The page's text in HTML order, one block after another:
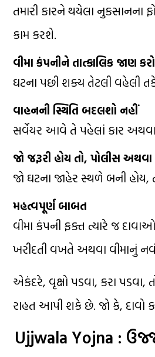
તમારી કારને થયેલા નુકસાનના
કામ કરશે.
વીમા કંપનીને તાત્કાલિક જાણ કરો
ઘટના પછી શક્ય તેટલી વહેલી
વાહનની સ્થિતિ બદલશો નહીં
સર્વેયર આવે તે પહેલાં કાર અથવા
જો જરૂરી હોય તો, પોલીસ
જો ઘટના જાહેર સ્થળે બની હોય,
મહત્વપૂર્ણ બાબત
વીમા કંપની ફક્ત ત્યારે જ
ખરીદતી વખતે અથવા વીમાનું
એકંદરે, વૃક્ષો પડવા, કરા પડવા,
રાહત આપી શકે છે. જો કે, દાવો
Ujjwala Yojna :